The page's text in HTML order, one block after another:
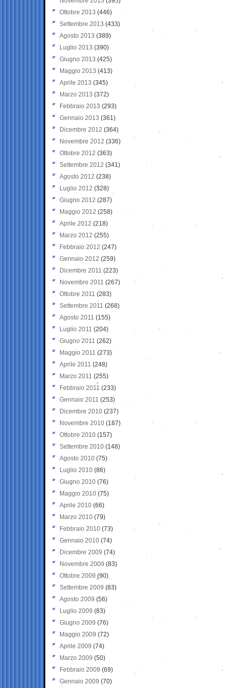
Ottobre 2013 (446)
Settembre 2013 (433)
Agosto 2013 (389)
Luglio 2013 (390)
Giugno 2013 (425)
Maggio 2013 (413)
Aprile 2013 (345)
Marzo 2013 (372)
Febbraio 2013 (293)
Gennaio 2013 (361)
Dicembre 2012 (364)
Novembre 2012 (336)
Ottobre 2012 (363)
Settembre 2012 (341)
Agosto 2012 (238)
Luglio 2012 (328)
Giugno 2012 (287)
Maggio 2012 (258)
Aprile 2012 (218)
Marzo 2012 (255)
Febbraio 2012 (247)
Gennaio 2012 (259)
Dicembre 2011 (223)
Novembre 2011 (267)
Ottobre 2011 (283)
Settembre 2011 (268)
Agosto 2011 (155)
Luglio 2011 (204)
Giugno 2011 (262)
Maggio 2011 (273)
Aprile 2011 (248)
Marzo 2011 (255)
Febbraio 2011 (233)
Gennaio 2011 (253)
Dicembre 2010 (237)
Novembre 2010 (187)
Ottobre 2010 (157)
Settembre 2010 (148)
Agosto 2010 (75)
Luglio 2010 (86)
Giugno 2010 (76)
Maggio 2010 (75)
Aprile 2010 (66)
Marzo 2010 (79)
Febbraio 2010 (73)
Gennaio 2010 (74)
Dicembre 2009 (74)
Novembre 2009 (83)
Ottobre 2009 (90)
Settembre 2009 (83)
Agosto 2009 (56)
Luglio 2009 (83)
Giugno 2009 (76)
Maggio 2009 (72)
Aprile 2009 (74)
Marzo 2009 (50)
Febbraio 2009 (69)
Gennaio 2009 (70)